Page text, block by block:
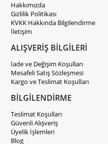
Hakkımızda
Gizlilik Politikası
KVKK Hakkında Bilgilendirme
İletişim
ALIŞVERİŞ BİLGİLERİ
İade ve Değişim Koşulları
Mesafeli Satış Sözleşmesi
Kargo ve Teslimat Koşulları
BİLGİLENDİRME
Teslimat Koşulları
Güvenli Alışveriş
Üyelik İşlemleri
Blog